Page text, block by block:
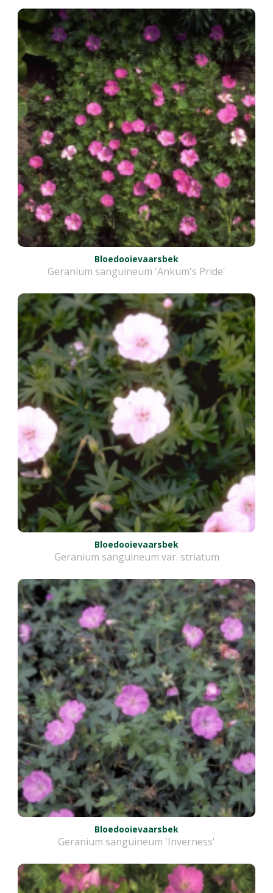
Bloedooievaarsbek
Geranium sanguineum 'Ankum's Pride'
Bloedooievaarsbek
Geranium sanguineum var. striatum
Bloedooievaarsbek
Geranium sanguineum 'Inverness'